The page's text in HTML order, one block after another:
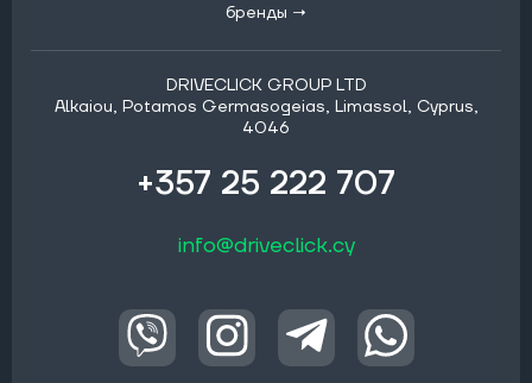
бренды →
DRIVECLICK GROUP LTD
Alkaiou, Potamos Germasogeias, Limassol, Cyprus,
4046
+357 25 222 707
info@driveclick.cy